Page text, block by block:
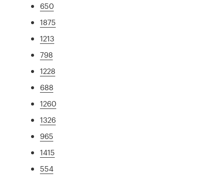
650
1875
1213
798
1228
688
1260
1326
965
1415
554